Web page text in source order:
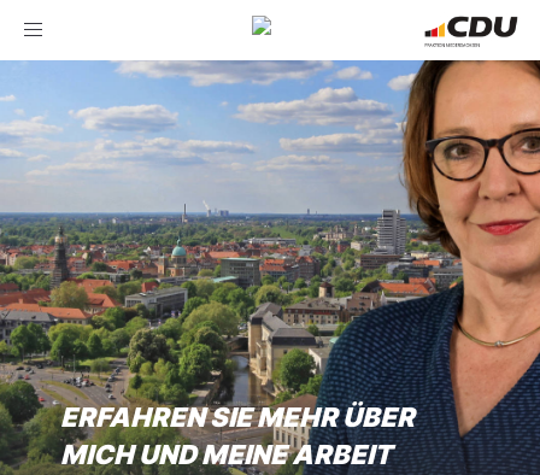
Toggle
ERFAHREN SIE MEHR ÜBER
MICH UND MEINE ARBEIT